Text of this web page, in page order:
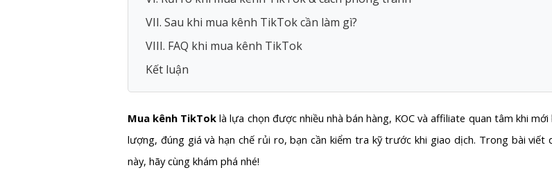
VII. Sau khi mua kênh TikTok cần làm gì?
VIII. FAQ khi mua kênh TikTok
Kết luận
Mua kênh TikTok là lựa chọn được nhiều nhà bán hàng, KOC và affiliate quan tâm khi
lượng, đúng giá và hạn chế rủi ro, bạn cần kiểm tra kỹ trước khi giao dịch. Trong bài viết
này, hãy cùng khám phá nhé!